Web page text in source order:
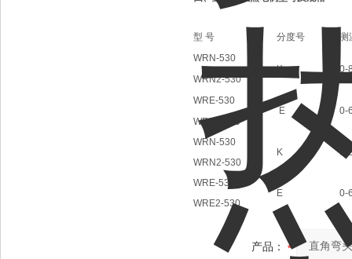
型 号 分度号
测
WRN-530
K
0-
WRN2-530
WRE-530
E
0-
WRE2-530
WRN-530
K
0-
WRN2-530
WRE-530
E
0-
WRE2-530
产品：